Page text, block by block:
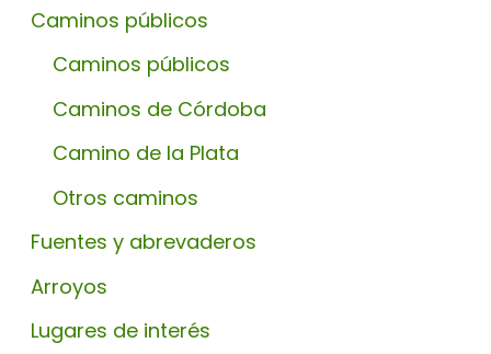
Caminos públicos
Caminos públicos
Caminos de Córdoba
Camino de la Plata
Otros caminos
Fuentes y abrevaderos
Arroyos
Lugares de interés